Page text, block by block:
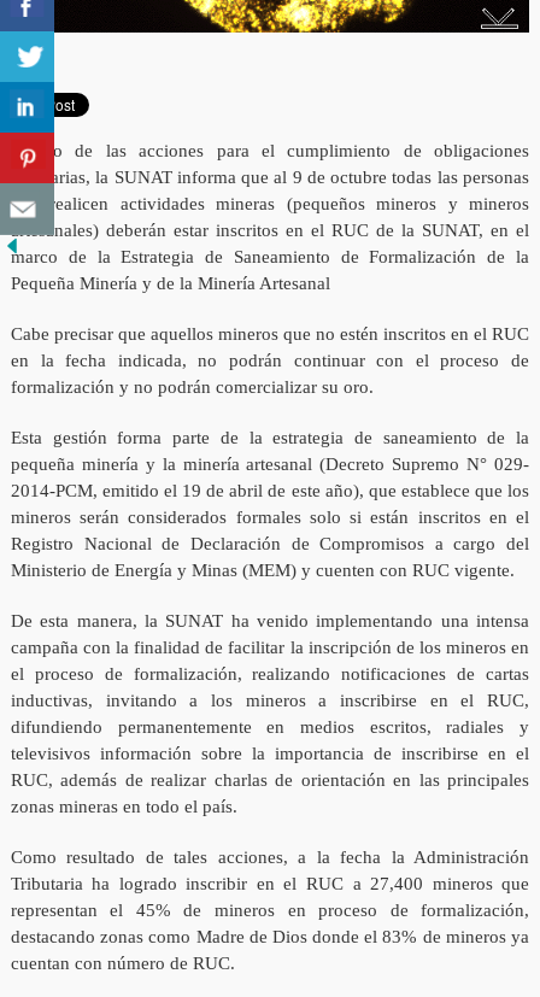
Dentro de las acciones para el cumplimiento de obligaciones
tributarias, la SUNAT informa que al 9 de octubre todas las personas
que realicen actividades mineras (pequeños mineros y mineros
artesanales) deberán estar inscritos en el RUC de la SUNAT, en el
marco de la Estrategia de Saneamiento de Formalización de la
Pequeña Minería y de la Minería Artesanal
Cabe precisar que aquellos mineros que no estén inscritos en el RUC
en la fecha indicada, no podrán continuar con el proceso de
formalización y no podrán comercializar su oro.
Esta gestión forma parte de la estrategia de saneamiento de la
pequeña minería y la minería artesanal (Decreto Supremo N° 029-
2014-PCM, emitido el 19 de abril de este año), que establece que los
mineros serán considerados formales solo si están inscritos en el
Registro Nacional de Declaración de Compromisos a cargo del
Ministerio de Energía y Minas (MEM) y cuenten con RUC vigente.
De esta manera, la SUNAT ha venido implementando una intensa
campaña con la finalidad de facilitar la inscripción de los mineros en
el proceso de formalización, realizando notificaciones de cartas
inductivas, invitando a los mineros a inscribirse en el RUC,
difundiendo permanentemente en medios escritos, radiales y
televisivos información sobre la importancia de inscribirse en el
RUC, además de realizar charlas de orientación en las principales
zonas mineras en todo el país.
Como resultado de tales acciones, a la fecha la Administración
Tributaria ha logrado inscribir en el RUC a 27,400 mineros que
representan el 45% de mineros en proceso de formalización,
destacando zonas como Madre de Dios donde el 83% de mineros ya
cuentan con número de RUC.